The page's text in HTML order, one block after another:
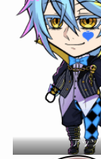
アッソ